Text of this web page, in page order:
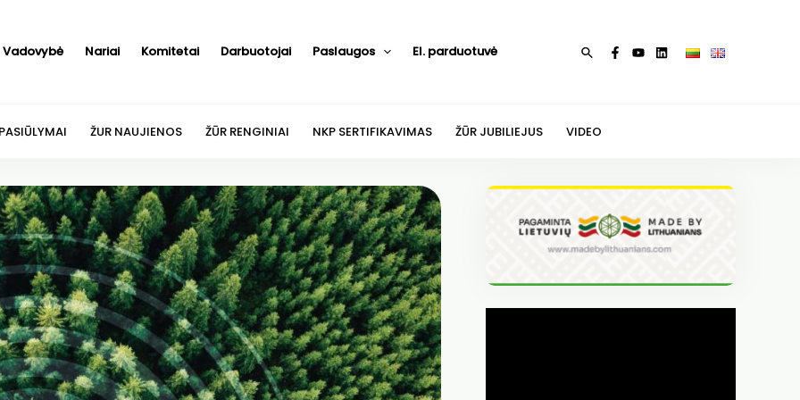
Vadovybė Nariai Komitetai Darbuotojai Paslaugos El. parduotuvė Paieška
ŽUR NAUJIENOS ŽŪR RENGINIAI NKP SERTIFIKAVIMAS ŽŪR JUBILIEJUS VIDEO